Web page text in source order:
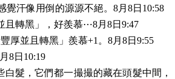
汗像用倒的源源不絕。8月8日10:58
轉黑」，好羨慕⋯8月8日9:47
厚並且轉黑」羨慕+1。8月8日9:55
8日10:19
髮，它們都一撮撮的藏在頭髮中間，